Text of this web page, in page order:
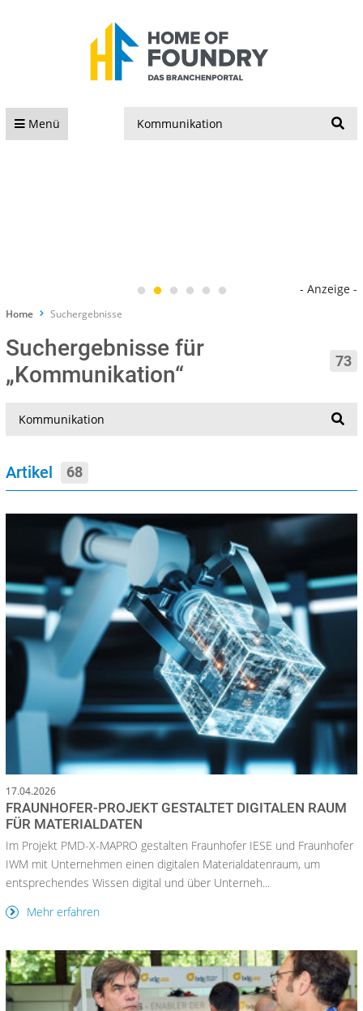
Menü
- Anzeige -
Home Suchergebnisse
Suchergebnisse für
„Kommunikation“
73
Artikel 68
17.04.2026
FRAUNHOFER-PROJEKT GESTALTET DIGITALEN RAUM
FÜR MATERIALDATEN
Im Projekt PMD-X-MAPRO gestalten Fraunhofer IESE und Fraun­hofer
IWM mit Unternehmen einen digitalen Materialdatenraum, um
entsprechendes Wissen digital und über Unterneh...
Mehr erfahren